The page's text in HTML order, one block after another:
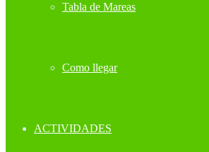
Tabla de Mareas
Como llegar
ACTIVIDADES